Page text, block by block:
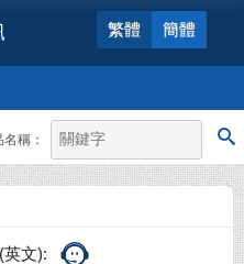
繁體 簡體
稱：
英文):